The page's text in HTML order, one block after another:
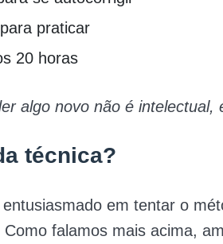
praticar
20 horas
algo novo não é intelectual,
técnica?
em tentar o
falamos mais acima,